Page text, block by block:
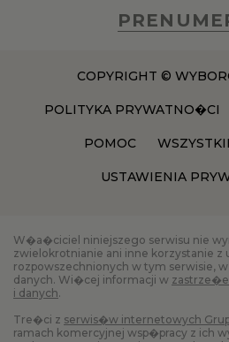
COPYRIGHT ©
POLITYKA PRYWATNO�CI
POMOC
USTAWIENIA
W�a�ciciel niniejszego serwisu nie
zwielokrotnianie ani inne korzystanie
rozpowszechnionych w tym serwisie,
danych. Wi�cej informacji w
i danych.
Tre�ci z serwis�w internetowych
ramach komercyjnej wsp�pracy z ich